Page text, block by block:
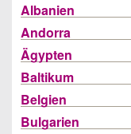
Albanien
Andorra
Ägypten
Baltikum
Belgien
Bulgarien